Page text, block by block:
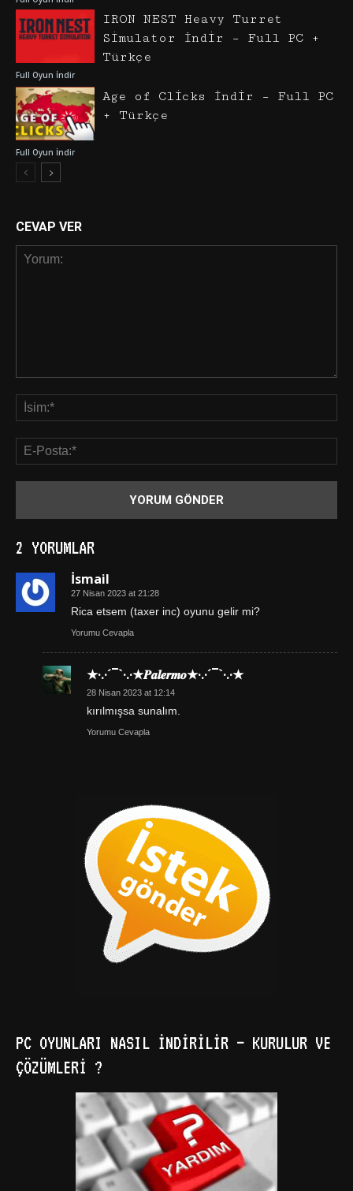
Full Oyun İndir
IRON NEST Heavy Turret
Simulator İndir – Full PC +
Türkçe
Full Oyun İndir
Age of Clicks İndir – Full PC
+ Türkçe
CEVAP VER
2 YORUMLAR
İsmail
27 Nisan 2023 at 21:28
Rica etsem (taxer inc) oyunu gelir mi?
Yorumu Cevapla
★·.·´¯`·.·★𝑷𝒂𝒍𝒆𝒓𝒎𝒐★·.·´¯`·.·★
28 Nisan 2023 at 12:14
kırılmışsa sunalım.
Yorumu Cevapla
PC OYUNLARI NASIL İNDIRILIR – KURULUR VE
ÇÖZÜMLERI ?